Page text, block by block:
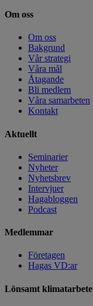
Om oss
Om oss
Bakgrund
Vår strategi
Våra mål
Åtagande
Bli medlem
Våra samarbeten
Kontakt
Aktuellt
Seminarier
Nyheter
Nyhetsbrev
Intervjuer
Hagabloggen
Podcast
Medlemmar
Företagen
Hagas VD:ar
Lönsamt klimatarbete